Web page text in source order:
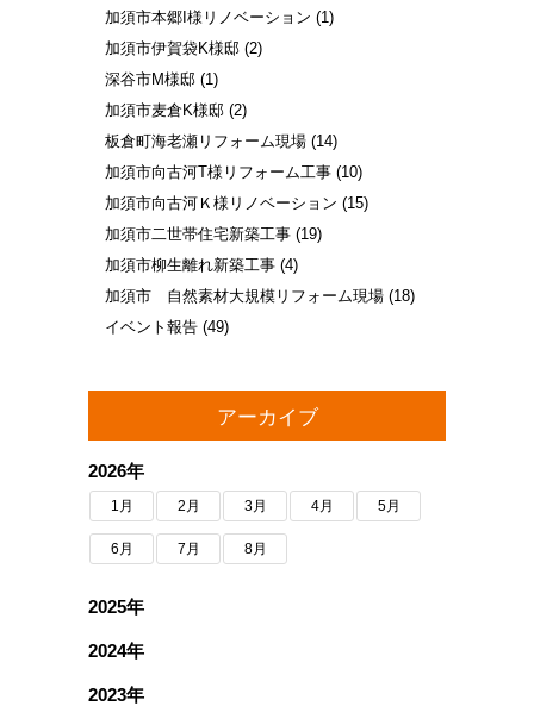
加須市本郷I様リノベーション (1)
加須市伊賀袋K様邸 (2)
深谷市M様邸 (1)
加須市麦倉K様邸 (2)
板倉町海老瀬リフォーム現場 (14)
加須市向古河T様リフォーム工事 (10)
加須市向古河Ｋ様リノベーション (15)
加須市二世帯住宅新築工事 (19)
加須市柳生離れ新築工事 (4)
加須市 自然素材大規模リフォーム現場 (18)
イベント報告 (49)
アーカイブ
2026年
1月 2月 3月 4月 5月
6月 7月 8月
2025年
2024年
2023年